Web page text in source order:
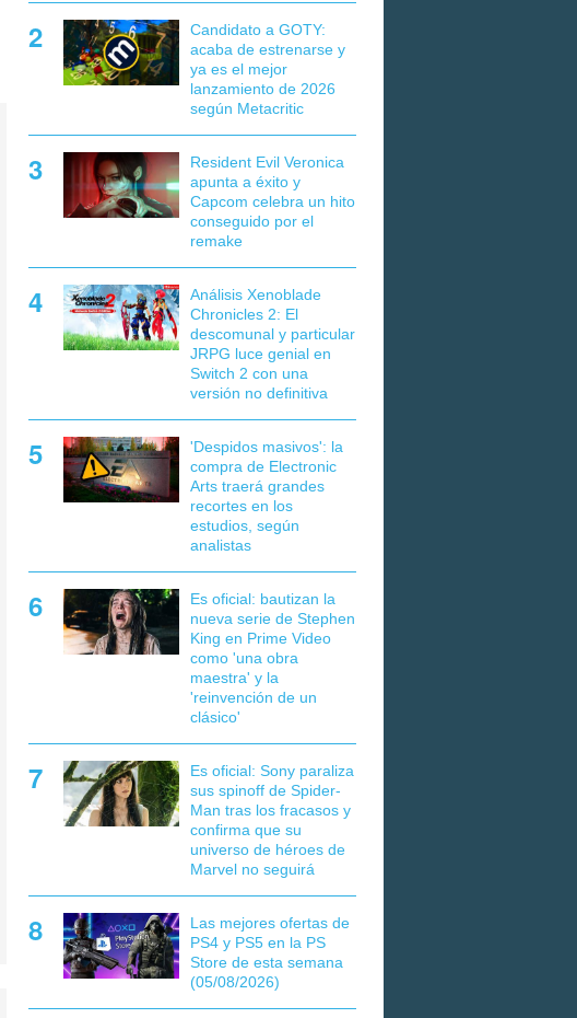
Candidato a GOTY:
acaba de estrenarse y
ya es el mejor
lanzamiento de 2026
según Metacritic
Resident Evil Veronica
apunta a éxito y
Capcom celebra un hito
conseguido por el
remake
Análisis Xenoblade
Chronicles 2: El
descomunal y particular
JRPG luce genial en
Switch 2 con una
versión no definitiva
'Despidos masivos': la
compra de Electronic
Arts traerá grandes
recortes en los
estudios, según
analistas
Es oficial: bautizan la
nueva serie de Stephen
King en Prime Video
como 'una obra
maestra' y la
'reinvención de un
clásico'
Es oficial: Sony paraliza
sus spinoff de Spider-
Man tras los fracasos y
confirma que su
universo de héroes de
Marvel no seguirá
Las mejores ofertas de
PS4 y PS5 en la PS
Store de esta semana
(05/08/2026)